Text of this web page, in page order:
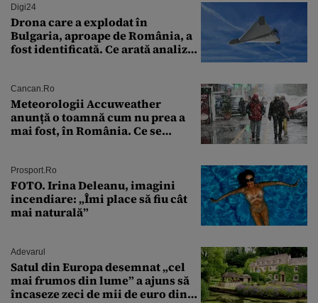
Digi24
Drona care a explodat în
Bulgaria, aproape de România, a
fost identificată. Ce arată analiza
Cancan.ro
Meteorologii Accuweather
anunță o toamnă cum nu prea a
mai fost, în România. Ce se
București. Pe ce dată ninge
Prosport.ro
FOTO. Irina Deleanu, imagini
incendiare: „Îmi place să fiu cât
mai naturală”
Adevarul
Satul din Europa desemnat „cel
mai frumos din lume” a ajuns să
încaseze zeci de mii de euro din